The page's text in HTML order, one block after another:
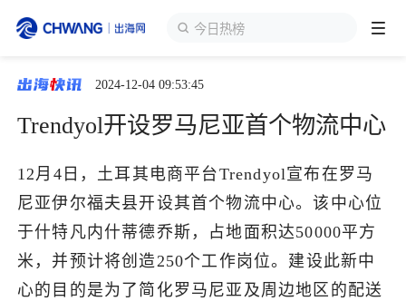
今日热榜
跨境展会
出海资讯
跨境报告
2024-12-04 09:53:45
Trendyol开设罗马尼亚首个物流中心
12月4日，土耳其电商平台Trendyol宣布在罗马
尼亚伊尔福夫县开设其首个物流中心。该中心位
于什特凡内什蒂德乔斯，占地面积达50000平方
米，并预计将创造250个工作岗位。建设此新中
心的目的是为了简化罗马尼亚及周边地区的配送